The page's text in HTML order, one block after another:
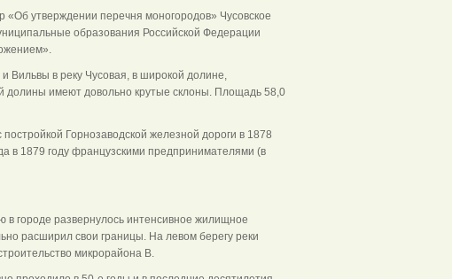
утверждении перечня моногородов» Чусовское
образования Российской Федерации
Вильвы в реку Чусовая, в широкой долине,
долины имеют довольно крутые склоны. Площадь 58,0
Горнозаводской железной дороги в 1878
в 1879 году французскими предпринимателями (в
в городе развернулось интенсивное жилищное
расширил свои границы. На левом берегу реки
микрорайона В.